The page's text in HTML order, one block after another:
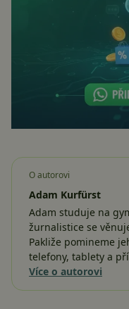
O autorovi
Adam Kurfürst
Adam studuje na
žurnalistice se
Pakliže pomineme
telefony, tablety a
Více o autorovi